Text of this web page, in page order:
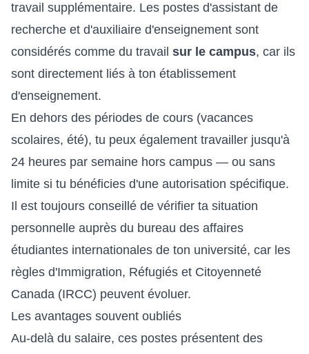
travail supplémentaire. Les postes d'assistant de
recherche et d'auxiliaire d'enseignement sont
considérés comme du travail sur le campus, car ils
sont directement liés à ton établissement
d'enseignement.
En dehors des périodes de cours (vacances
scolaires, été), tu peux également travailler jusqu'à
24 heures par semaine hors campus — ou sans
limite si tu bénéficies d'une autorisation spécifique.
Il est toujours conseillé de vérifier ta situation
personnelle auprès du bureau des affaires
étudiantes internationales de ton université, car les
règles d'Immigration, Réfugiés et Citoyenneté
Canada (IRCC) peuvent évoluer.
Les avantages souvent oubliés
Au-delà du salaire, ces postes présentent des